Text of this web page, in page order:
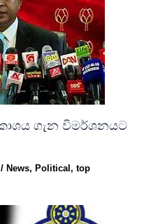
ගැන විමර්ශනයට
/ News, Political,top